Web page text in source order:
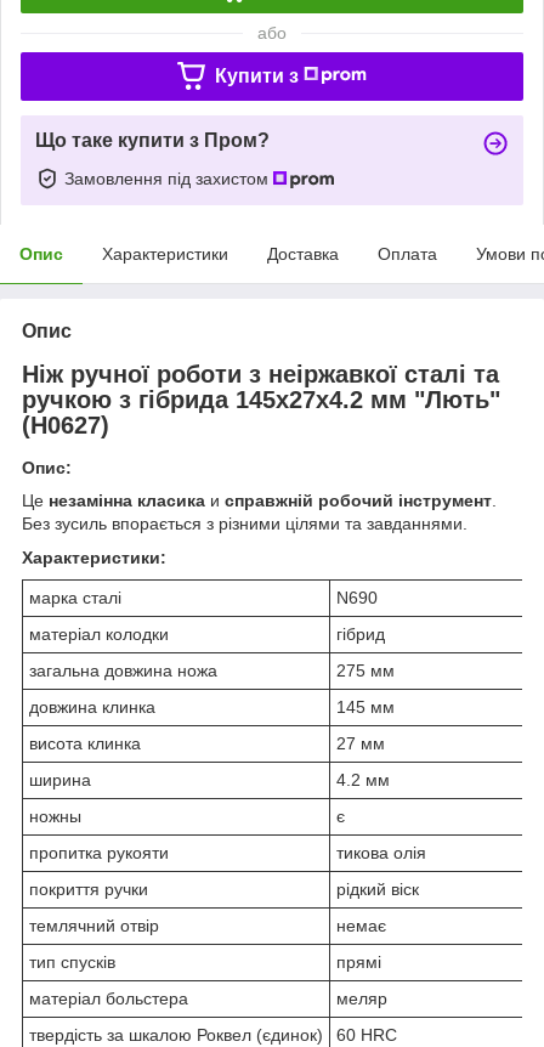
або
Купити з
Що таке купити з Пром?
Замовлення під захистом
Опис Характеристики Доставка Оплата Умови
Опис
Ніж ручної роботи з неіржавкої сталі та
ручкою з гібрида 145х27х4.2 мм "Лють"
(Н0627)
Опис:
Це незамінна класика и справжній робочий інструмент.
Без зусиль впорається з різними цілями та завданнями.
Характеристики:
марка сталі
N690
матеріал колодки
гібрид
загальна довжина ножа
275 мм
довжина клинка
145 мм
висота клинка
27 мм
ширина
4.2 мм
ножны
є
пропитка рукояти
тикова олія
покриття ручки
рідкий віск
темлячний отвір
немає
тип спусків
прямі
матеріал больстера
меляр
твердість за шкалою Роквел (єдинок)
60 HRC